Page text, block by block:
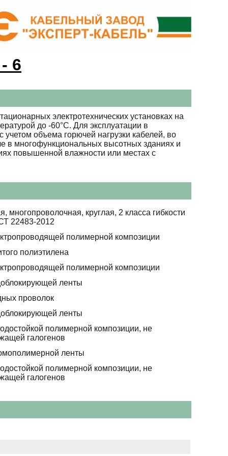
6
электротехнических установках на
до -60°С. Для эксплуатации в
объема горючей нагрузки кабелей, во
в многофункциональных высотных зданиях и
повышенной влажности или местах с
многопроволочная, круглая, 2 класса гибкости
22483-2012
полимерной композиции
полиэтилена
полимерной композиции
ленты
проволок
ленты
полимерной композиции, не
галогенов
ленты
полимерной композиции, не
галогенов